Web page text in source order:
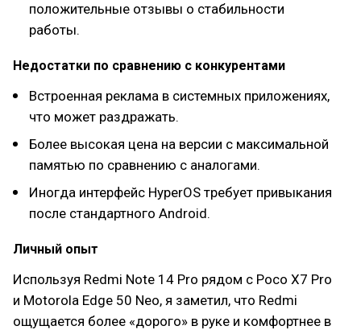
положительные отзывы о стабильности
работы.
Недостатки по сравнению с конкурентами
Встроенная реклама в системных приложениях,
что может раздражать.
Более высокая цена на версии с максимальной
памятью по сравнению с аналогами.
Иногда интерфейс HyperOS требует привыкания
после стандартного Android.
Личный опыт
Используя Redmi Note 14 Pro рядом с Poco X7 Pro
и Motorola Edge 50 Neo, я заметил, что Redmi
ощущается более «дорого» в руке и комфортнее в